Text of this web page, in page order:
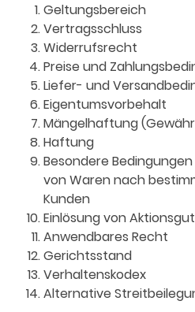
Geltungsbereich
Vertragsschluss
Widerrufsrecht
Preise und
Liefer- und
Eigentumsvorbehalt
Mängelhaftung
Haftung
Besondere
von Waren nach
Kunden
Einlösung von
Anwendbares Recht
Gerichtsstand
Verhaltenskodex
Alternative